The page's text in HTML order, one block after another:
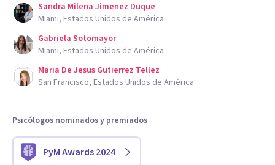
Sandra Milena Jimenez Duque
Miami, Estados Unidos de América
Gabriela Sotomayor
Miami, Estados Unidos de América
Maria De Jesus Gutierrez Tellez
San Francisco, Estados Unidos de América
Psicólogos nominados y premiados
PyM Awards 2024